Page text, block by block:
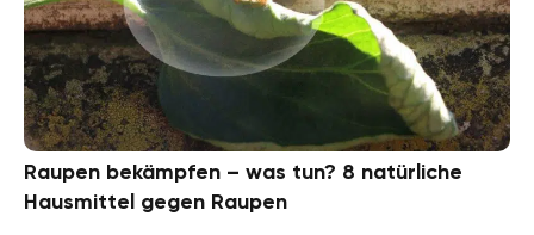
Raupen bekämpfen – was tun? 8 natürliche
Hausmittel gegen Raupen